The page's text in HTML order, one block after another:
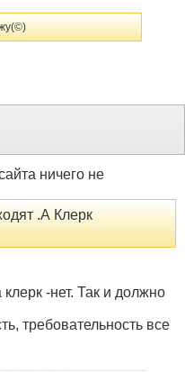
ничего не
.А Клерк
-нет. Так и должно
требовательность все